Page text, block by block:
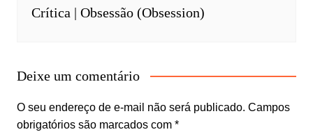
Crítica | Obsessão (Obsession)
Deixe um comentário
O seu endereço de e-mail não será publicado. Campos
obrigatórios são marcados com *